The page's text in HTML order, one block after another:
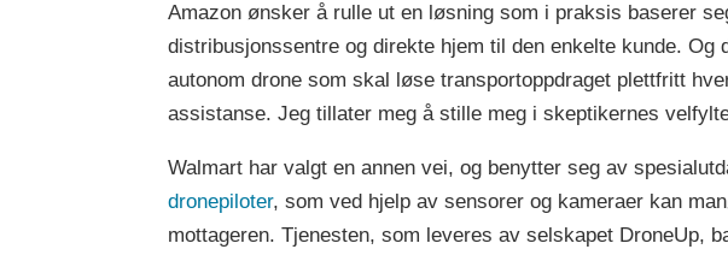
Amazon ønsker å rulle ut en løsning som i praksis baserer
distribusjonssentre og direkte hjem til den enkelte kunde. Og
autonom drone som skal løse transportoppdraget plettfritt
assistanse. Jeg tillater meg å stille meg i skeptikernes
Walmart har valgt en annen vei, og benytter seg av
dronepiloter, som ved hjelp av sensorer og kameraer kan
mottageren. Tjenesten, som leveres av selskapet DroneUp,